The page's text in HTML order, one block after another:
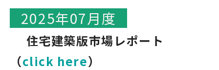
2025年07月度
住宅建築版市場レポート
（click here）